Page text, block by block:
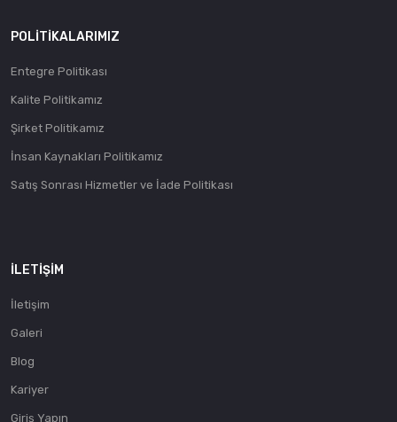
POLITIKALARIMIZ
Entegre Politikası
Kalite Politikamız
Şirket Politikamız
İnsan Kaynakları Politikamız
Satış Sonrası Hizmetler ve İade Politikası
İLETIŞIM
İletişim
Galeri
Blog
Kariyer
Giriş Yapın